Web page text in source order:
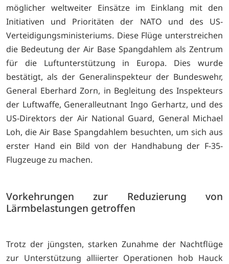
möglicher weltweiter Einsätze im Einklang mit den
Initiativen und Prioritäten der NATO und des US-
Verteidigungsministeriums. Diese Flüge unterstreichen
die Bedeutung der Air Base Spangdahlem als Zentrum
für die Luftunterstützung in Europa. Dies wurde
bestätigt, als der Generalinspekteur der Bundeswehr,
General Eberhard Zorn, in Begleitung des Inspekteurs
der Luftwaffe, Generalleutnant Ingo Gerhartz, und des
US-Direktors der Air National Guard, General Michael
Loh, die Air Base Spangdahlem besuchten, um sich aus
erster Hand ein Bild von der Handhabung der F-35-
Flugzeuge zu machen.
Vorkehrungen zur Reduzierung von
Lärmbelastungen getroffen
Trotz der jüngsten, starken Zunahme der Nachtflüge
zur Unterstützung alliierter Operationen hob Hauck